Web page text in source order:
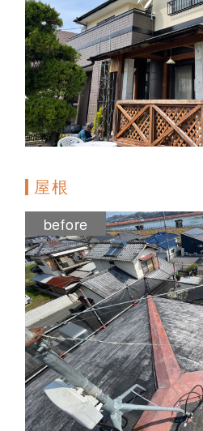
屋根
before